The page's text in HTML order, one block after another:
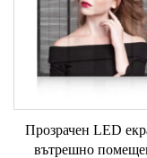
Прозрачен LED
вътрешно